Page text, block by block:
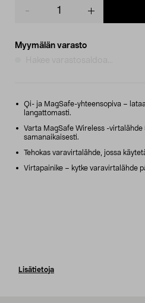
Myymälän varasto
Qi- ja MagSafe-yhteensopiva –
langattomasti.
Varta MagSafe Wireless -
samanaikaisesti.
Tehokas varavirtalähde, jossa
Virtapainike – kytke varavirtalähde
Lisätietoja